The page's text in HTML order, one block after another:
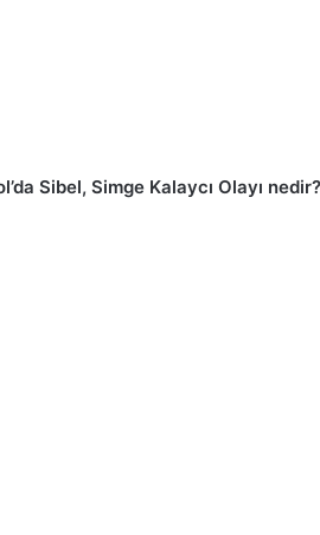
Sibel, Simge Kalaycı Olayı